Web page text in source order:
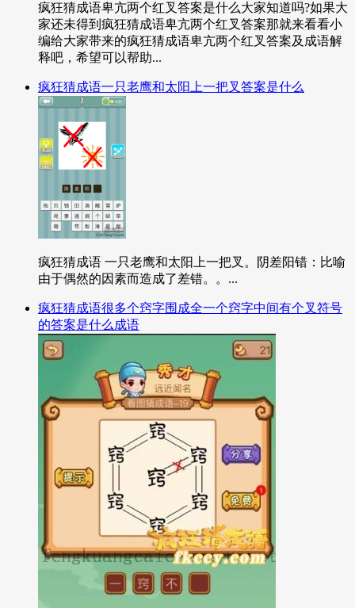
疯狂猜成语卑亢两个红叉答案是什么大家知道吗?如果大
家还未得到疯狂猜成语卑亢两个红叉答案那就来看看小
编给大家带来的疯狂猜成语卑亢两个红叉答案及成语解
释吧，希望可以帮助...
疯狂猜成语一只老鹰和太阳上一把叉答案是什么
疯狂猜成语 一只老鹰和太阳上一把叉。阴差阳错：比喻
由于偶然的因素而造成了差错。。...
疯狂猜成语很多个窍字围成全一个窍字中间有个叉符号
的答案是什么成语